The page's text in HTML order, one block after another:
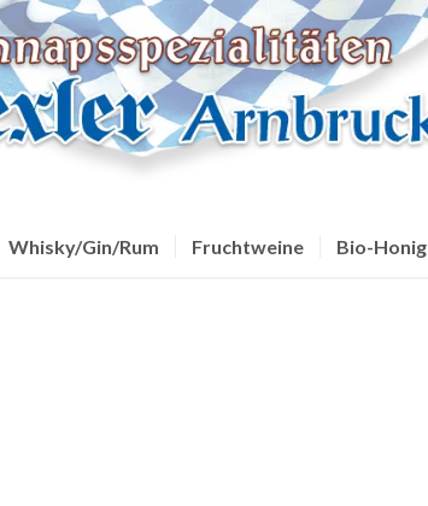
Whisky/Gin/Rum Fruchtweine Bio-Honig